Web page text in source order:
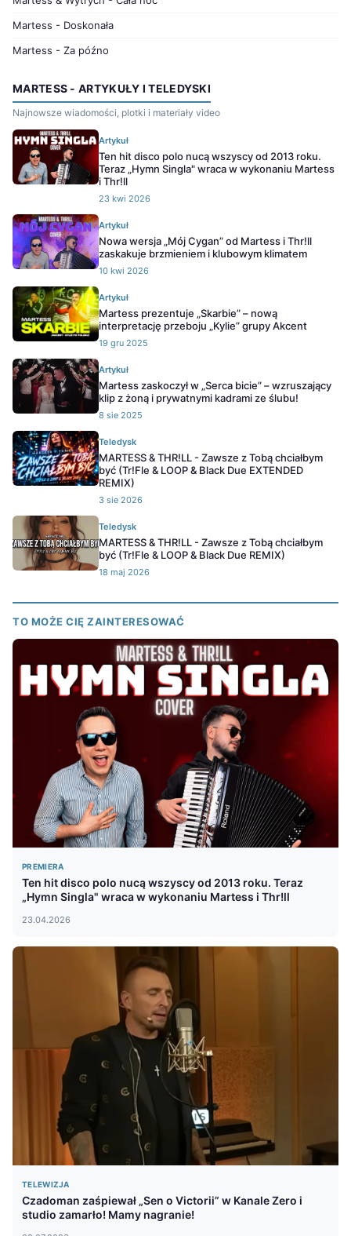
Martess - Doskonała
Martess - Za późno
MARTESS - ARTYKUŁY I TELEDYSKI
Najnowsze wiadomości, plotki i materiały video
Artykuł
Ten hit disco polo nucą wszyscy od 2013 roku.
Teraz „Hymn Singla" wraca w wykonaniu Martess
i Thr!ll
23 kwi 2026
Artykuł
Nowa wersja „Mój Cygan” od Martess i Thr!ll
zaskakuje brzmieniem i klubowym klimatem
10 kwi 2026
Artykuł
Martess prezentuje „Skarbie” – nową
interpretację przeboju „Kylie” grupy Akcent
19 gru 2025
Artykuł
Martess zaskoczył w „Serca bicie” – wzruszający
klip z żoną i prywatnymi kadrami ze ślubu!
8 sie 2025
Teledysk
MARTESS & THR!LL - Zawsze z Tobą chciałbym
być (Tr!Fle & LOOP & Black Due EXTENDED
REMIX)
3 sie 2026
Teledysk
MARTESS & THR!LL - Zawsze z Tobą chciałbym
być (Tr!Fle & LOOP & Black Due REMIX)
18 maj 2026
TO MOŻE CIĘ ZAINTERESOWAĆ
PREMIERA
Ten hit disco polo nucą wszyscy od 2013 roku. Teraz
„Hymn Singla" wraca w wykonaniu Martess i Thr!ll
23.04.2026
TELEWIZJA
Czadoman zaśpiewał „Sen o Victorii” w Kanale Zero i
studio zamarło! Mamy nagranie!